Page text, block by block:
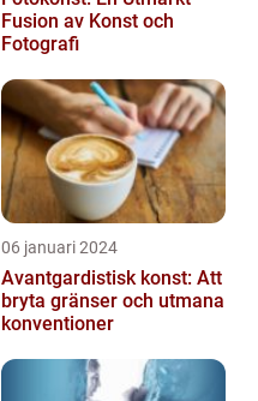
Fusion av Konst och
Fotografi
06 januari 2024
Avantgardistisk konst: Att
bryta gränser och utmana
konventioner